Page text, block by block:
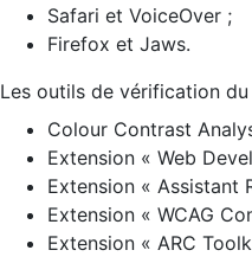
Safari et VoiceOver ;
Firefox et Jaws.
Les outils de vérification
Colour Contrast
Extension « Web
Extension « Assistant
Extension « WCAG
Extension « ARC